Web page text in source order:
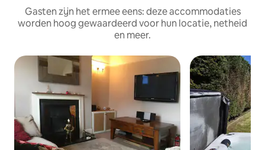
Gasten zijn het ermee eens: deze accommodaties
worden hoog gewaardeerd voor hun locatie, netheid
en meer.